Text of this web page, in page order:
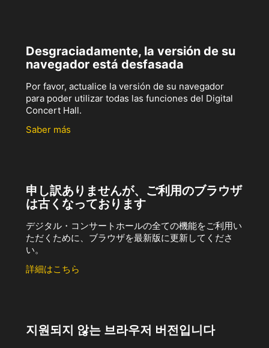
Desgraciadamente, la versión de su
navegador está desfasada
Por favor, actualice la versión de su navegador
para poder utilizar todas las funciones del Digital
Concert Hall.
Saber más
申し訳ありませんが、ご利用のブラウザ
は古くなっております
デジタル・コンサートホールの全ての機能をご利用い
ただくために、ブラウザを最新版に更新してくださ
い。
詳細はこちら
지원되지 않는 브라우저 버전입니다